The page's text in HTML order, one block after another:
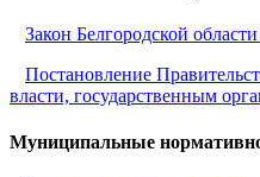
Закон Белгородской
Постановление
власти, государственным
Муниципальные